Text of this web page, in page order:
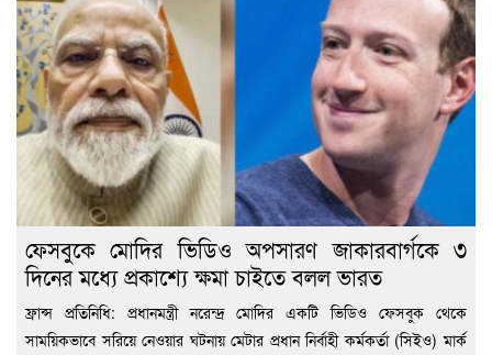
ফেসবুকে মোদির ভিডিও অপসারণ জাকারবার্গকে ৩
দিনের মধ্যে প্রকাশ্যে ক্ষমা চাইতে বলল ভারত
ফ্রান্স প্রতিনিধি: প্রধানমন্ত্রী নরেন্দ্র মোদির একটি ভিডিও ফেসবুক থেকে
সাময়িকভাবে সরিয়ে নেওয়ার ঘটনায় মেটার প্রধান নির্বাহী কর্মকর্তা (সিইও) মার্ক